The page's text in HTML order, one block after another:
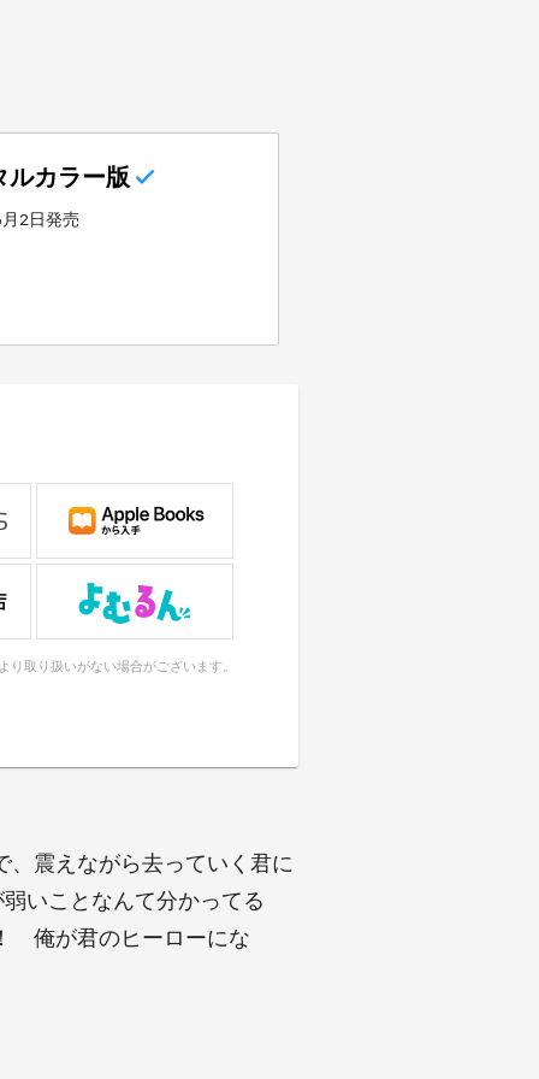
ルカラー版
2日発売
り取り扱いがない場合がございます。
震えながら去っていく君に
いことなんて分かってる
俺が君のヒーローにな